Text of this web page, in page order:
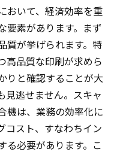
い経済効率の考え
ピー機の探し方
スの高いコピー機
ーマンスを比較
るモデルとは
向上させる秘訣
おいて、経済効率を重
要素があります。まず
質が挙げられます。特
高品質な印刷が求めら
りと確認することが大
見逃せません。スキャ
機は、業務の効率化に
コスト、すなわちイン
る必要があります。こ